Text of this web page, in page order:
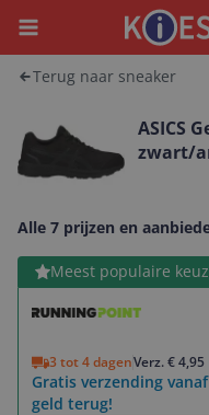
Menu
Terug naar sneaker
ASICS
zwart/
Alle 7 prijzen en
Meest populaire
3 tot 4 dagenVerz. € 4,95
Gratis verzending
geld terug!
Bekijk product